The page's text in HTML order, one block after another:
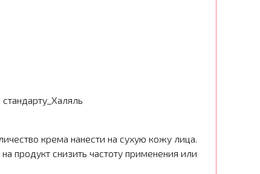
крема нанести на сухую кожу лица.
продукт снизить частоту применения или